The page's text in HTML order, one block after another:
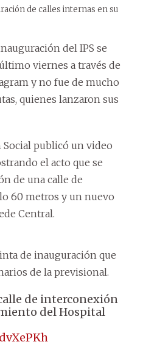
de calles internas en su
del IPS se
viernes a través de
y no fue de mucho
quienes lanzaron sus
publicó un video
el acto que se
de una calle de
60 metros y un nuevo
Central.
de inauguración que
de la previsional.
de interconexión
del Hospital